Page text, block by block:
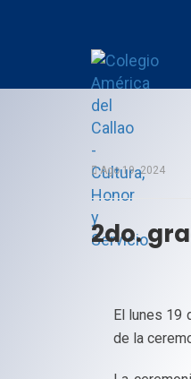
Ago 19, 2024
2do.
El lunes 19
de la